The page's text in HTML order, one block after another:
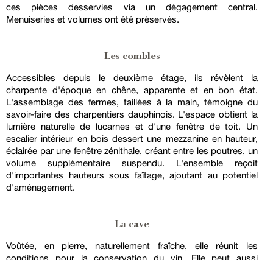
ces pièces desservies via un dégagement central.
Menuiseries et volumes ont été préservés.
Les combles
Accessibles depuis le deuxième étage, ils révèlent la
charpente d'époque en chêne, apparente et en bon état.
L'assemblage des fermes, taillées à la main, témoigne du
savoir-faire des charpentiers dauphinois. L'espace obtient la
lumière naturelle de lucarnes et d'une fenêtre de toit. Un
escalier intérieur en bois dessert une mezzanine en hauteur,
éclairée par une fenêtre zénithale, créant entre les poutres, un
volume supplémentaire suspendu. L'ensemble reçoit
d'importantes hauteurs sous faîtage, ajoutant au potentiel
d'aménagement.
La cave
Voûtée, en pierre, naturellement fraîche, elle réunit les